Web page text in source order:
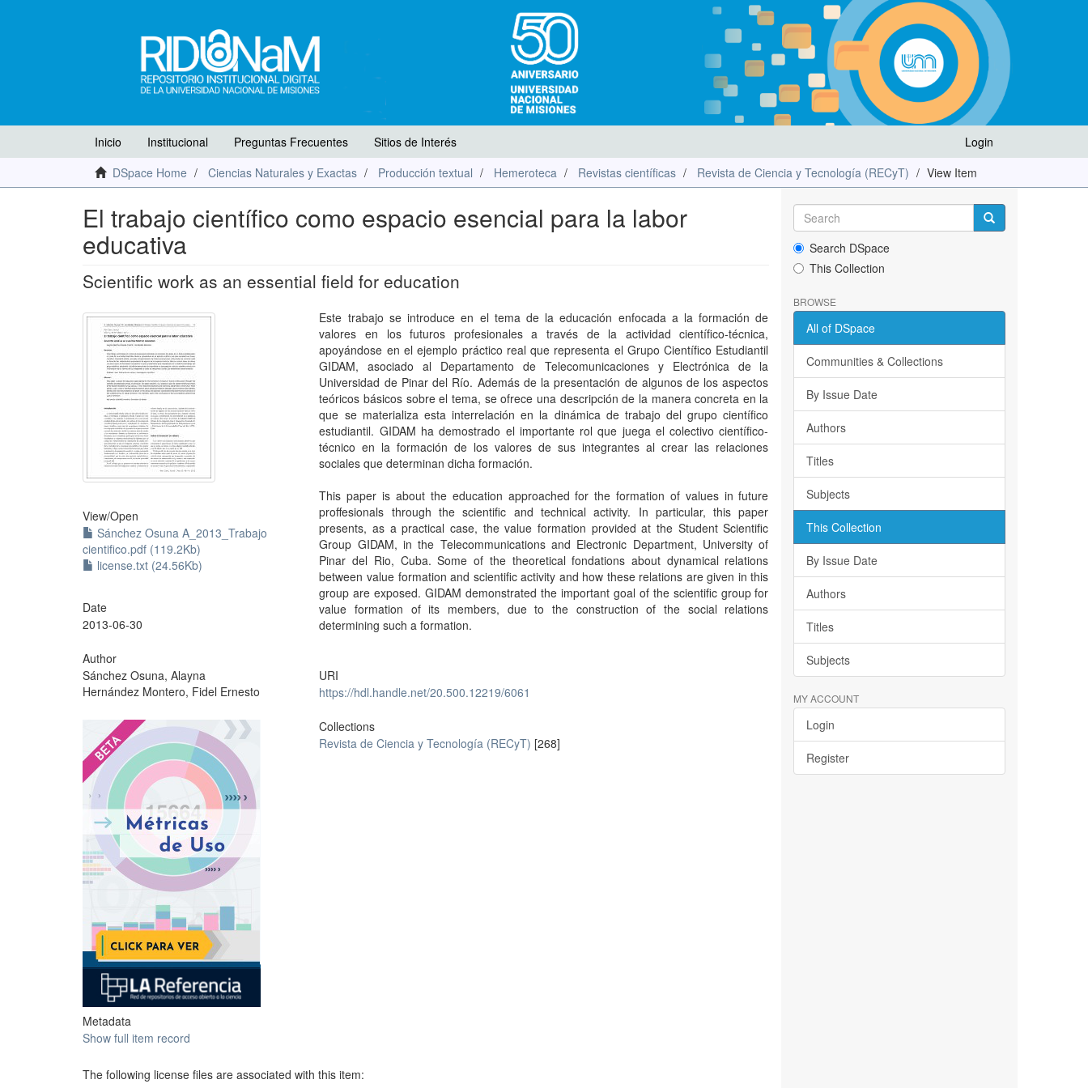
Login
Inicio Institucional Preguntas Frecuentes
Sitios de Interés
DSpace Home
Ciencias Naturales y Exactas Producción textual Hemeroteca Revistas científicas Revista de Ciencia y Tecnología (RECyT) View Item
El trabajo científico como espacio esencial para la labor
educativa
Scientific work as an essential field for education
View/Open
Sánchez Osuna A_2013_Trabajo
cientifico.pdf (119.2Kb)
license.txt (24.56Kb)
Date
2013-06-30
Author
Sánchez Osuna, Alayna
Hernández Montero, Fidel Ernesto
?
Metadata
Show full item record
Este trabajo se introduce en el tema de la educación enfocada a la formación de
valores en los futuros profesionales a través de la actividad científico-técnica,
apoyándose en el ejemplo práctico real que representa el Grupo Científico Estudiantil
GIDAM, asociado al Departamento de Telecomunicaciones y Electrónica de la
Universidad de Pinar del Río. Además de la presentación de algunos de los aspectos
teóricos básicos sobre el tema, se ofrece una descripción de la manera concreta en la
que se materializa esta interrelación en la dinámica de trabajo del grupo científico
estudiantil. GIDAM ha demostrado el importante rol que juega el colectivo científico-
técnico en la formación de los valores de sus integrantes al crear las relaciones
sociales que determinan dicha formación.
This paper is about the education approached for the formation of values in future
proffesionals through the scientific and technical activity. In particular, this paper
presents, as a practical case, the value formation provided at the Student Scientific
Group GIDAM, in the Telecommunications and Electronic Department, University of
Pinar del Rio, Cuba. Some of the theoretical fondations about dynamical relations
between value formation and scientific activity and how these relations are given in this
group are exposed. GIDAM demonstrated the important goal of the scientific group for
value formation of its members, due to the construction of the social relations
determining such a formation.
URI
https://hdl.handle.net/20.500.12219/6061
Collections
Revista de Ciencia y Tecnología (RECyT) [268]
The following license files are associated with this item:
Search DSpace
This Collection
BROWSE
All of DSpace
Communities & Collections
By Issue Date
Authors
Titles
Subjects
This Collection
By Issue Date
Authors
Titles
Subjects
MY ACCOUNT
Login
Register